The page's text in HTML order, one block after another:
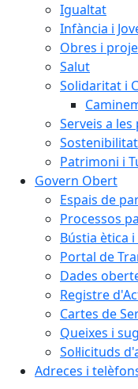
Igualtat
Infància i
Obres i
Salut
Solidaritat i
Serveis a
Patrimoni i
Govern Obert
Espais de
Processos
Bústia ètica
Portal de
Dades
Registre
Cartes de
Queixes i
Sol·licituds
Adreces i